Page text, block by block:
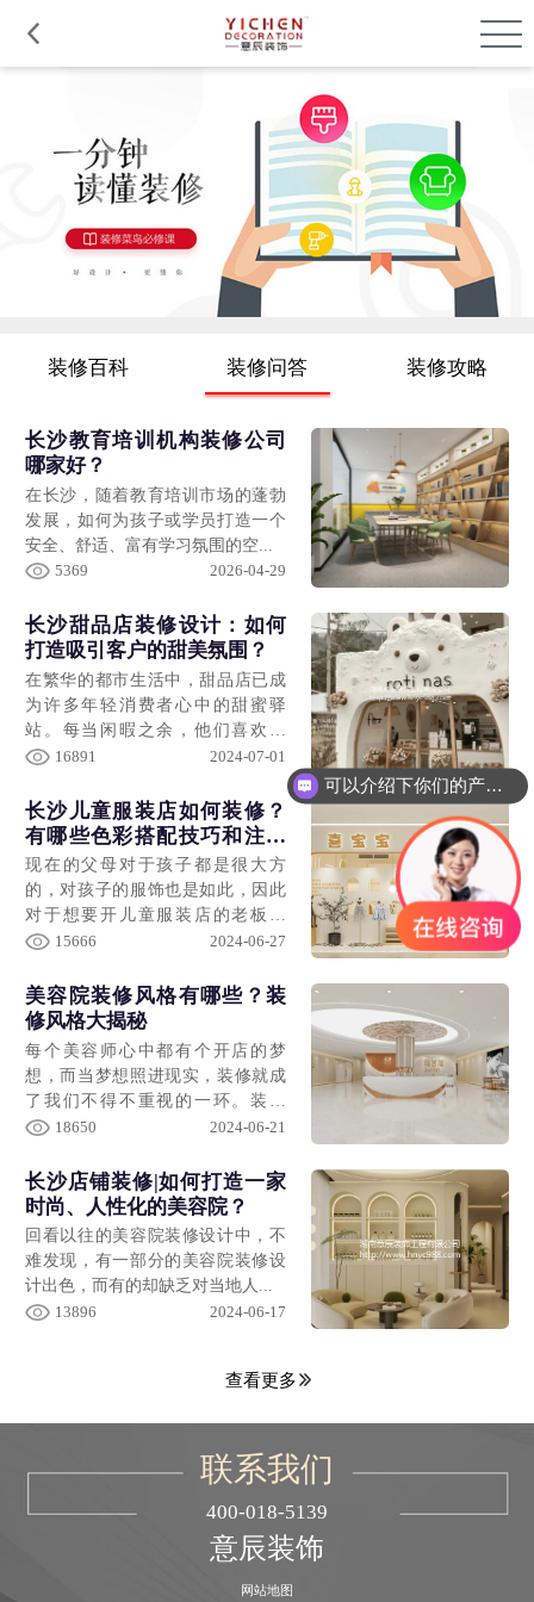
装修百科 装修问答 装修攻略
长沙教育培训机构装修公司
哪家好？
在长沙，随着教育培训市场的蓬勃
发展，如何为孩子或学员打造一个
安全、舒适、富有学习氛围的空...
5369 2026-04-29
长沙甜品店装修设计：如何
打造吸引客户的甜美氛围？
在繁华的都市生活中，甜品店已成
为许多年轻消费者心中的甜蜜驿
站。每当闲暇之余，他们喜欢与
朋... 16891 2024-07-01
长沙儿童服装店如何装修？
有哪些色彩搭配技巧和注意
事项？
现在的父母对于孩子都是很大方
的，对孩子的服饰也是如此，因此
对于想要开儿童服装店的老板老
说... 15666 2024-06-27
美容院装修风格有哪些？装
修风格大揭秘
每个美容师心中都有个开店的梦
想，而当梦想照进现实，装修就成
了我们不得不重视的一环。装修
得... 18650 2024-06-21
长沙店铺装修|如何打造一家
时尚、人性化的美容院？
回看以往的美容院装修设计中，不
难发现，有一部分的美容院装修设
计出色，而有的却缺乏对当地人...
13896 2024-06-17
查看更多
联系我们
400-018-5139
意辰装饰
网站地图
可以介绍下你们的产品么？